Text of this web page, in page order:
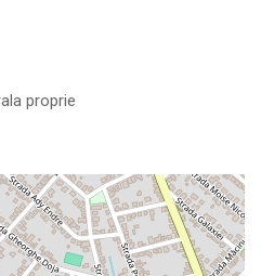
proprie